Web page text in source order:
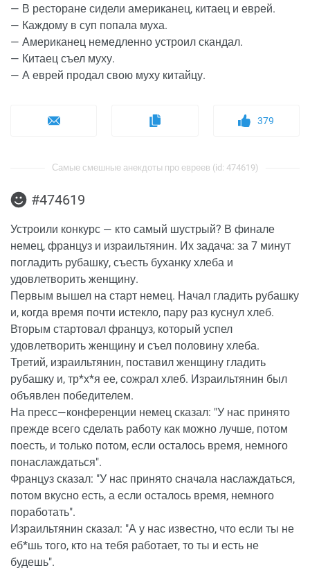
— В ресторане сидели американец, китаец и еврей.
— Каждому в суп попала муха.
— Американец немедленно устроил скандал.
— Китаец съел муху.
— А еврей продал свою муху китайцу.
379
Самые смешные анекдоты про евреев (id: 474619)
#474619
Устроили конкурс — кто самый шустрый? В финале
немец, француз и израильтянин. Их задача: за 7 минут
погладить рубашку, съесть буханку хлеба и
удовлетворить женщину.
Первым вышел на старт немец. Начал гладить рубашку
и, когда время почти истекло, пару раз куснул хлеб.
Вторым стартовал француз, который успел
удовлетворить женщину и съел половину хлеба.
Третий, израильтянин, поставил женщину гладить
рубашку и, тр*х*я ее, сожрал хлеб. Израильтянин был
объявлен победителем.
На пресс—конференции немец сказал: "У нас принято
прежде всего сделать работу как можно лучше, потом
поесть, и только потом, если осталось время, немного
понаслаждаться".
Француз сказал: "У нас принято сначала наслаждаться,
потом вкусно есть, а если осталось время, немного
поработать".
Израильтянин сказал: "А у нас известно, что если ты не
еб*шь того, кто на тебя работает, то ты и есть не
будешь".